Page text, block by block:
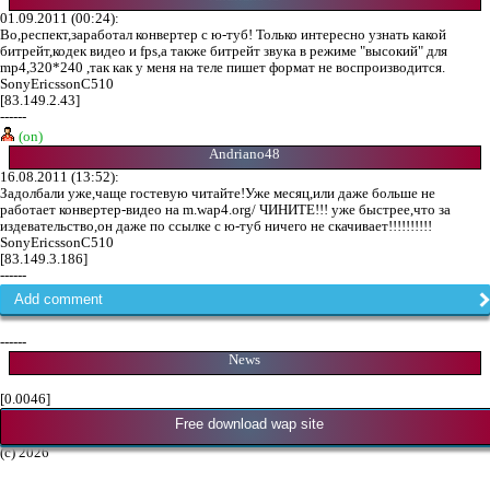
01.09.2011 (00:24):
Во,респект,заработал конвертер с ю-туб! Только интересно узнать какой
битрейт,кодек видео и fps,a также битрейт звука в режиме "высокий" для
mp4,320*240 ,так как у меня на теле пишет формат не воспроизводится.
SonyEricssonC510
[83.149.2.43]
------
(on)
Andriano48
16.08.2011 (13:52):
Задолбали уже,чаще гостевую читайте!Уже месяц,или даже больше не
работает конвертер-видео на m.wap4.org/ ЧИНИТЕ!!! уже быстрее,что за
издевательство,он даже по ссылке с ю-туб ничего не скачивает!!!!!!!!!!
SonyEricssonC510
[83.149.3.186]
------
Add comment
------
News
[0.0046]
Free download wap site
(c) 2026